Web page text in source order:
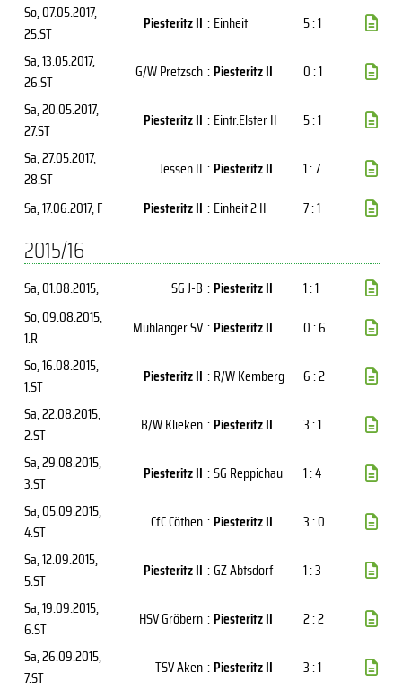
So, 07.05.2017,
25.ST
Piesteritz II : Einheit
5 : 1
Sa, 13.05.2017,
26.ST
G/W Pretzsch : Piesteritz II
0 : 1
Sa, 20.05.2017,
27.ST
Piesteritz II : Eintr.Elster II
5 : 1
Sa, 27.05.2017,
28.ST
Jessen II : Piesteritz II
1 : 7
Sa, 17.06.2017, F Piesteritz II : Einheit 2 II 7 : 1
2015/16
Sa, 01.08.2015, SG J-B : Piesteritz II
1 : 1
So, 09.08.2015,
1.R
Mühlanger SV : Piesteritz II
0 : 6
So, 16.08.2015,
1.ST
Piesteritz II : R/W Kemberg
6 : 2
Sa, 22.08.2015,
2.ST
B/W Klieken : Piesteritz II
3 : 1
Sa, 29.08.2015,
3.ST
Piesteritz II :SG Reppichau
1 : 4
Sa, 05.09.2015,
4.ST
CfC Cöthen : Piesteritz II
3 : 0
Sa, 12.09.2015,
5.ST
Piesteritz II :GZ Abtsdorf
1 : 3
Sa, 19.09.2015,
6.ST
HSV Gröbern : Piesteritz II
2 : 2
Sa, 26.09.2015,
7.ST
TSV Aken : Piesteritz II
3 : 1